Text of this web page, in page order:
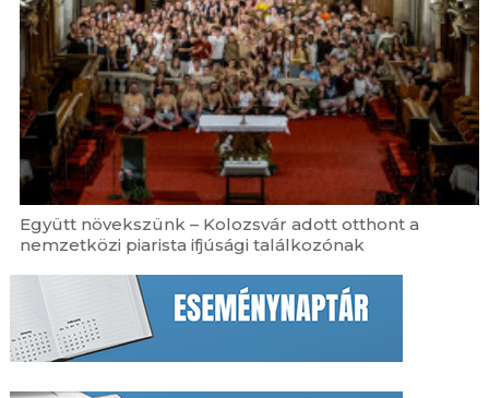
Együtt növekszünk – Kolozsvár adott otthont a
nemzetközi piarista ifjúsági találkozónak